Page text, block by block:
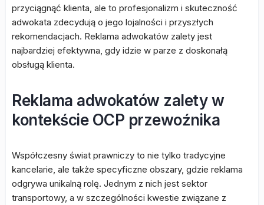
przyciągnąć klienta, ale to profesjonalizm i skuteczność
adwokata zdecydują o jego lojalności i przyszłych
rekomendacjach. Reklama adwokatów zalety jest
najbardziej efektywna, gdy idzie w parze z doskonałą
obsługą klienta.
Reklama adwokatów zalety w
kontekście OCP przewoźnika
Współczesny świat prawniczy to nie tylko tradycyjne
kancelarie, ale także specyficzne obszary, gdzie reklama
odgrywa unikalną rolę. Jednym z nich jest sektor
transportowy, a w szczególności kwestie związane z